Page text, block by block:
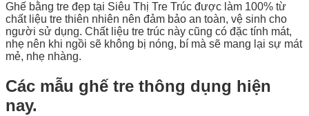
Ghế bằng tre đẹp tại Siêu Thị Tre Trúc được làm 100% từ
chất liệu tre thiên nhiên nên đảm bảo an toàn, vệ sinh cho
người sử dụng. Chất liệu tre trúc này cũng có đặc tính mát,
nhẹ nên khi ngồi sẽ không bị nóng, bí mà sẽ mang lại sự mát
mẻ, nhẹ nhàng.
Các mẫu ghế tre thông dụng hiện
nay.